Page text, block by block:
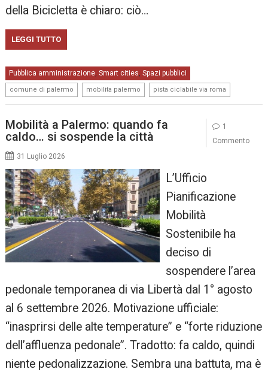
della Bicicletta è chiaro: ciò…
LEGGI TUTTO
Pubblica amministrazione,Smart cities,Spazi pubblici
comune di palermo mobilita palermo pista ciclabile via roma
Mobilità a Palermo: quando fa
caldo… si sospende la città
31 Luglio 2026
L’Ufficio
Pianificazione
Mobilità
Sostenibile ha
deciso di
sospendere l’area
pedonale temporanea di via Libertà dal 1° agosto
al 6 settembre 2026. Motivazione ufficiale:
“inasprirsi delle alte temperature” e “forte riduzione
dell’affluenza pedonale”. Tradotto: fa caldo, quindi
niente pedonalizzazione. Sembra una battuta, ma è
1
Commento